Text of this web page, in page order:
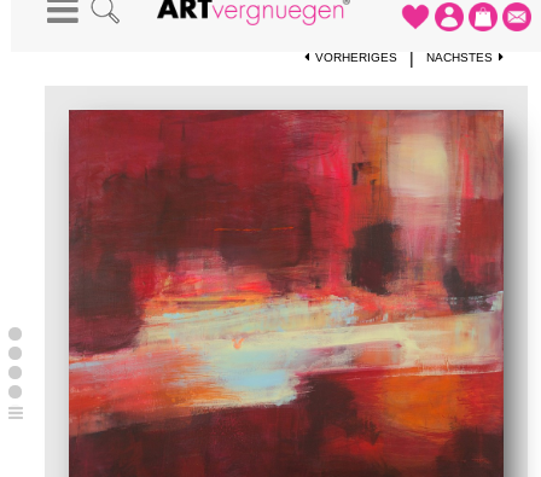
NÄCHSTES
|
VORHERIGES